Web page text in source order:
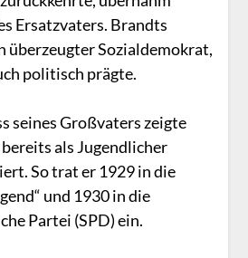
Ersatzvaters. Brandts
überzeugter Sozialdemokrat,
politisch prägte.
seines Großvaters zeigte
als Jugendlicher
So trat er 1929 in die
und 1930 in die
Partei (SPD) ein.